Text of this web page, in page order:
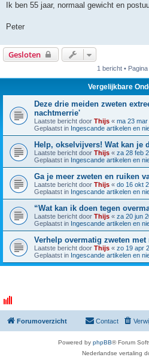
Ik ben 55 jaar, normaal gewicht en
Peter
Gesloten
1 bericht • Pagina
Vergelijkbare
Deze drie meiden zweten
nachtmerrie'
Laatste bericht door Thijs « ma 23
Geplaatst in Ingescande artikelen en
Help, okselvijvers! Wat kan je
Laatste bericht door Thijs « za 28 feb
Geplaatst in Ingescande artikelen en
Ga je meer zweten en ruiken
Laatste bericht door Thijs « do 16 okt
Geplaatst in Ingescande artikelen en
“Wat kan ik doen tegen
Laatste bericht door Thijs « za 20 jun
Geplaatst in Ingescande artikelen en
Verhelp overmatig zweten
Laatste bericht door Thijs « zo 19 apr
Geplaatst in Ingescande artikelen en
Forumoverzicht Contact
Powered by phpBB® Forum
Nederlandse vertaling